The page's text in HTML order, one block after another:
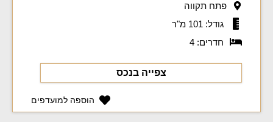
פתח תקווה
גודל: 101 מ"ר
חדרים: 4
צפייה בנכס
הוספה למועדפים